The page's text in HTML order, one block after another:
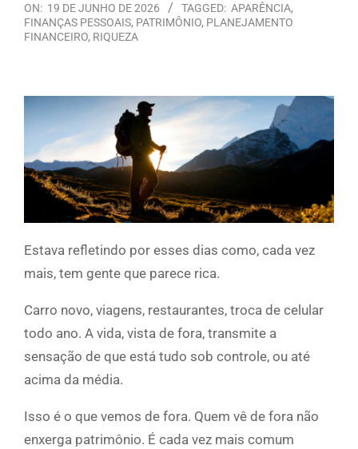
ON: 19 DE JUNHO DE 2026 TAGGED: APARÊNCIA,
FINANÇAS PESSOAIS, PATRIMÔNIO, PLANEJAMENTO
FINANCEIRO, RIQUEZA
Estava refletindo por esses dias como, cada vez
mais, tem gente que parece rica.
Carro novo, viagens, restaurantes, troca de celular
todo ano. A vida, vista de fora, transmite a
sensação de que está tudo sob controle, ou até
acima da média.
Isso é o que vemos de fora. Quem vê de fora não
enxerga patrimônio. É cada vez mais comum